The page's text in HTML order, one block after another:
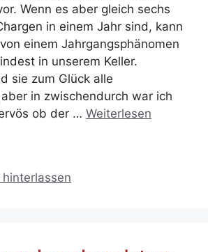
Wenn es aber gleich sechs
in einem Jahr sind, kann
einem Jahrgangsphänomen
in unserem Keller.
sie zum Glück alle
in zwischendurch war ich
ob der … Weiterlesen